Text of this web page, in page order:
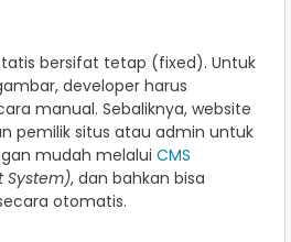
bersifat tetap (fixed). Untuk
developer harus
manual. Sebaliknya, website
pemilik situs atau admin untuk
mudah melalui CMS
System), dan bahkan bisa
otomatis.